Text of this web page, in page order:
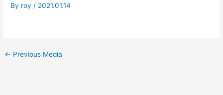
By roy / 2021.01.14
← Previous Media